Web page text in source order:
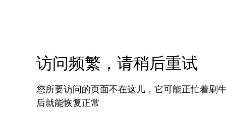
访问频繁，请稍后重试
您所要访问的页面不在这儿，它可能正忙着刷
后就能恢复正常